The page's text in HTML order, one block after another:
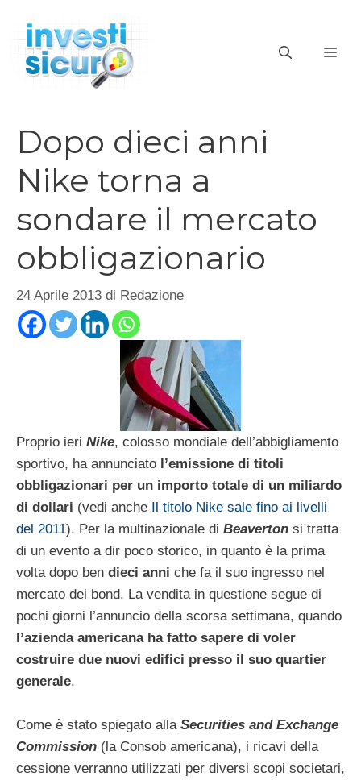
contenuto
Dopo dieci anni
Nike torna a
sondare il mercato
obbligazionario
24 Aprile 2013 di Redazione
Proprio ieri Nike, colosso mondiale dell’abbigliamento
sportivo, ha annunciato l’emissione di titoli
obbligazionari per un importo totale di un miliardo
di dollari (vedi anche
Il titolo Nike sale fino ai livelli
del 2011). Per la multinazionale di Beaverton si tratta
di un evento a dir poco storico, in quanto è la prima
volta dopo ben dieci anni che fa il suo ingresso nel
mercato dei bond. La vendita in questione segue di
pochi giorni l’annuncio della scorsa settimana, quando
l’azienda americana ha fatto sapere di voler
costruire due nuovi edifici presso il suo quartier
generale.
Come è stato spiegato alla Securities and Exchange
Commission (la Consob americana), i ricavi della
cessione verranno utilizzati per diversi scopi societari,